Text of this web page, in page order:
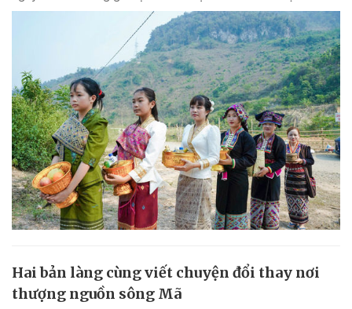
Hai bản làng cùng viết chuyện đổi thay nơi
thượng nguồn sông Mã